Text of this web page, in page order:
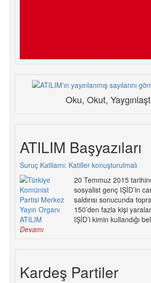
Oku, Okut,
ATILIM Başyazıları
Suruç Katliamı: Katiller konuşturulmalı
20 Temmuz 2015
sosyalist genç IŞİD’in
saldırısı sonucunda
150’den fazla kişi
IŞİD’i kimin kullandığı
Devamı
Kardeş Partiler